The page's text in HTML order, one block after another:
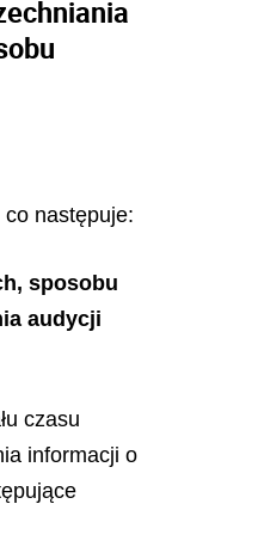
następuje:
sposobu
audycji
czasu
informacji o